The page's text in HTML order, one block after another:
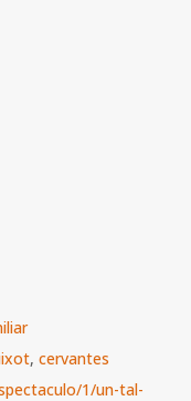
, cervantes
1/un-tal-